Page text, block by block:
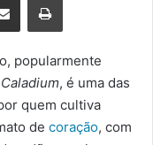
popularmente
Caladium, é uma das
quem cultiva
de coração, com